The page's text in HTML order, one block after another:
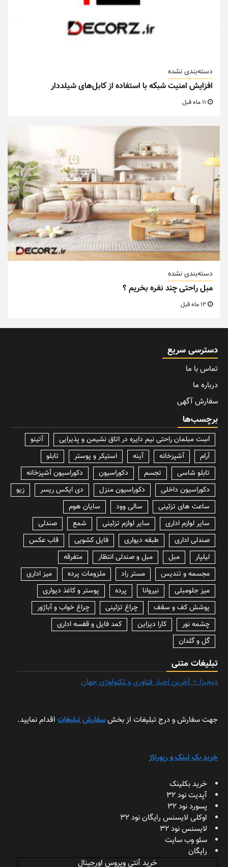
دسته‌بندی نشده
افزایش امنیت شبکه با استفاده از کابل‌های شیلددار
دسته‌بندی نشده
مبل راحتی چند نفره بخریم ؟
دسترسی سریع
تماس با ما
درباره ما
سفارش آگهی
برچسب‌ها
lسِت مبلمان راحتی نیم دایره در اتاق نشیمن و پذیرایی
آتینو
آرام
آشپزخانه آینه استیکر و پوستر
تابلو
تابلو شاسی
تجسم دکوراسیون
دکوراسیون آشپزخانه
دکوراسیون داخلی
دکوراسیون منزل دی ایکس ریسر
زیو
ساعت های تزئینی
سالی وود
سایان هوم
سایر لوازم اداری
سایر لوازم تزئینی شمع
صندلی
صندلی اداری
طبقه دیواری فایل کشویی
قاب عکس
لیلپار
مبل مبل و صندلی انتظار
متفرقه
مجسمه و تندیس
مستر راد ملزومات پرده
میز اداری
میز جلومبلی
نیروانا پرده
پوستر و کاغذ دیواری
پوشش کف و سقف
چراغ تزئینی
چراغ خواب و آباژور
چشمه نور
کارا دیزاین
کمد فایل و قفسه اداری
گل و گلدان
تبلیغات متنی
دیجیزا – آخرین اخبار فناوری و تکنولوژی جهان
جهت سفارش و درج تبلیغات از بخشسفارش تبلیغات اقدام نمایید.
خرید بک لینک و رپورتاژ
خرید بکلینک
آپدیت نود 32
پسورد نود 32
اوکلی لایسنس رایگان نود 32
لایسنس نود 32
سئو وب سایت
رایگان
خرید آنتی ویروس اورجینال